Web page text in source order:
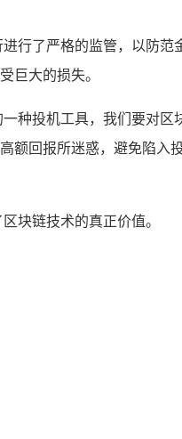
行了严格的监管，以防
巨大的损失。
种投机工具，我们要对
回报所迷惑，避免陷入
块链技术的真正价值。